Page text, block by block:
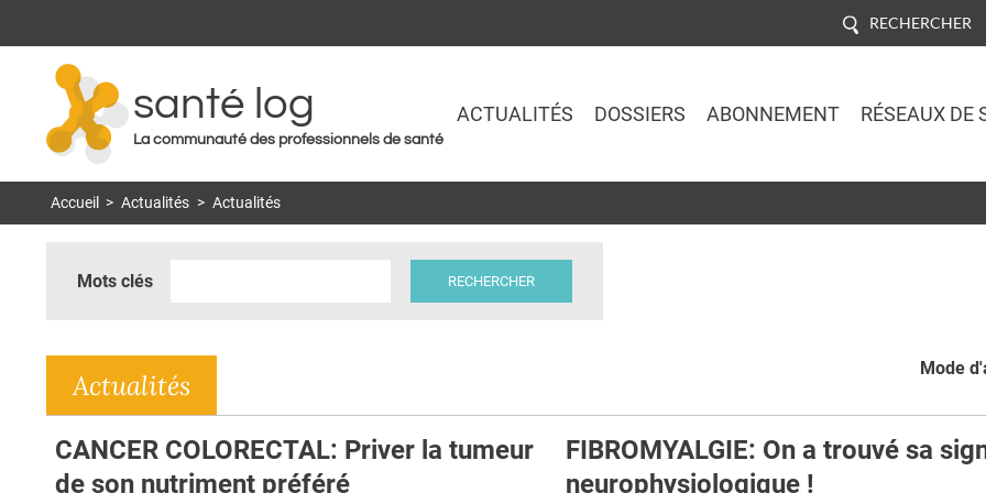
RECHERCHER
santé log
La communauté des professionnels de santé
ACTUALITÉS DOSSIERS ABONNEMENT RÉSEAUX DE
Accueil > Actualités > Actualités
Mots clés
Mode
Actualités
CANCER COLORECTAL: Priver la tumeur
de son nutriment préféré
FIBROMYALGIE: On a trouvé sa
neurophysiologique !